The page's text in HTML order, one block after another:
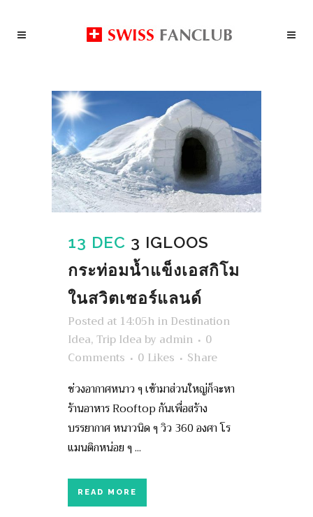
13 DEC 3 IGLOOS
กระท่อมน้ำแข็งเอสกิโม
ในสวิตเซอร์แลนด์
Posted at 14:05hinDestination
Idea,Trip Idea by admin
0
Comments
0 Likes
Share
ช่วงอากาศหนาว ๆ เข้ามาส่วนใหญ่ก็จะหา
ร้านอาหาร Rooftop กันเพื่อสร้าง
บรรยากาศ หนาวนิด ๆ วิว 360 องศา โร
แมนติกหน่อย ๆ ...
READ MORE